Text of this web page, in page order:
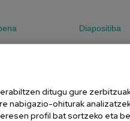
Diapositiba
ditugu gure
nabigazio-ohiturak
profil bat sortzeko eta